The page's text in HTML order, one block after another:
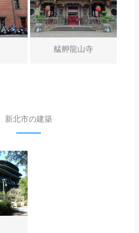
艋舺龍山寺
新北市の建築